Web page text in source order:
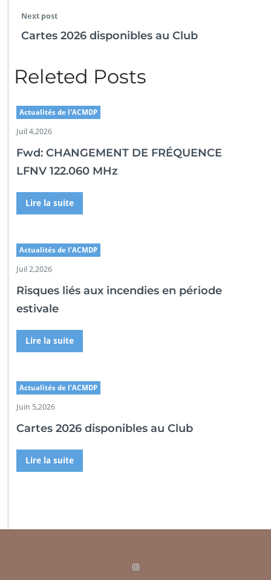
Next post
Cartes 2026 disponibles au Club
Releted Posts
Actualités de l'ACMDP
Juil 4,2026
Fwd: CHANGEMENT DE FRÉQUENCE
LFNV 122.060 MHz
Lire la suite
Actualités de l'ACMDP
Juil 2,2026
Risques liés aux incendies en période
estivale
Lire la suite
Actualités de l'ACMDP
Juin 5,2026
Cartes 2026 disponibles au Club
Lire la suite
Instagram